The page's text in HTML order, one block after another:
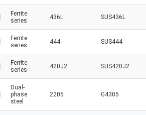
Ferrite
series
436L SUS436L
Ferrite
series
444 SUS444
Ferrite
series
420J2 SUS420J2
Dual-
phase
steel
2205 G4305